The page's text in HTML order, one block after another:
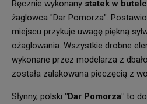
Ręcznie wykonany statek w
żaglowca "Dar Pomorza".
miejscu przykuje uwagę piękną
ożaglowania. Wszystkie drobne
wykonane przez modelarza z
została zalakowana pieczęcią z
Słynny, polski "Dar Pomorza" to